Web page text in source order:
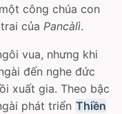
công chúa con
của Pancàlì.
vua, nhưng khi
đến nghe đức
xuất gia. Theo bậc
phát triển Thiền